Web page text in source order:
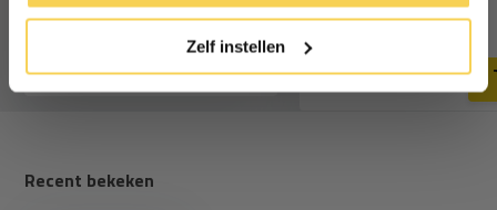
cookies.
Zelf instellen
Deliverytime
11,49
Recent bekeken